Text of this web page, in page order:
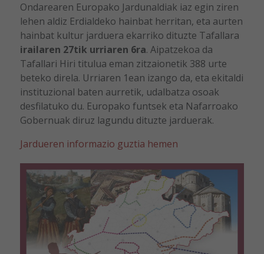
Ondarearen Europako Jardunaldiak iaz egin ziren
lehen aldiz Erdialdeko hainbat herritan, eta aurten
hainbat kultur jarduera ekarriko dituzte Tafallara
irailaren 27tik urriaren 6ra. Aipatzekoa da
Tafallari Hiri titulua eman zitzaionetik 388 urte
beteko direla. Urriaren 1ean izango da, eta ekitaldi
instituzional baten aurretik, udalbatza osoak
desfilatuko du. Europako funtsek eta Nafarroako
Gobernuak diruz lagundu dituzte jarduerak.
Jardueren informazio guztia hemen